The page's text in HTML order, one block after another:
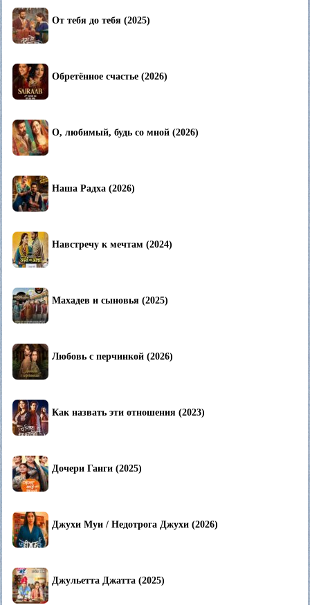
От тебя до тебя (2025)
Обретённое счастье (2026)
О, любимый, будь со мной (2026)
Наша Радха (2026)
Навстречу к мечтам (2024)
Махадев и сыновья (2025)
Любовь с перчинкой (2026)
Как назвать эти отношения (2023)
Дочери Ганги (2025)
Джухи Муи / Недотрога Джухи (2026)
Джульетта Джатта (2025)